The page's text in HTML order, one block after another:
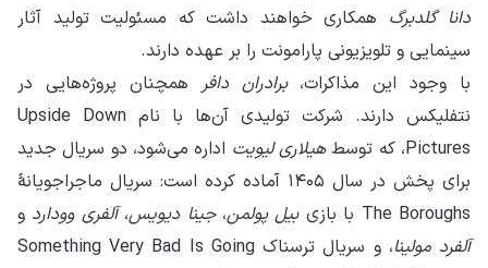
دانا گلدبرگ همکاری خواهند داشت که مسئولیت تولید آثار
سینمایی و تلویزیونی پارامونت را بر عهده دارند.
با وجود این مذاکرات،برادران دافر همچنان پروژه‌هایی در
نتفلیکس دارند. شرکت تولیدی آن‌ها با نام Upside Down
Pictures، که توسط
هیلاری لیویت اداره می‌شود، دو سریال جدید
برای پخش در سال ۱۴۰۵ آماده کرده است: سریال ماجراجویانهٔ
The Boroughs با بازی
بیل پولمن،جینا دیویس،آلفری وودارد و
آلفرد مولینا
، و سریال ترسناک Something Very Bad Is Going